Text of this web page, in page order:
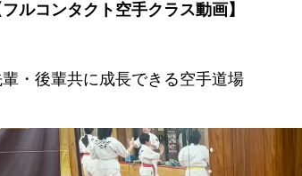
フルコンタクト空手クラス動画】
輩・後輩共に成長できる空手道場